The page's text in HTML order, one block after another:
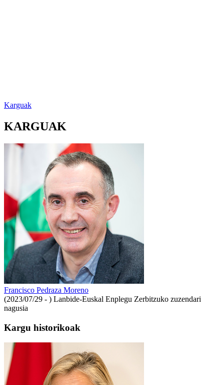
Karguak
KARGUAK
Francisco Pedraza Moreno
(2023/07/29 - ) Lanbide-Euskal Enplegu Zerbitzuko zuzendari
nagusia
Kargu historikoak